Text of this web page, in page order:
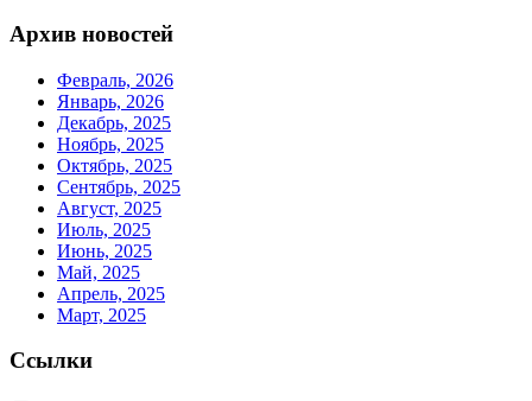
Архив новостей
Февраль, 2026
Январь, 2026
Декабрь, 2025
Ноябрь, 2025
Октябрь, 2025
Сентябрь, 2025
Август, 2025
Июль, 2025
Июнь, 2025
Май, 2025
Апрель, 2025
Март, 2025
Ссылки